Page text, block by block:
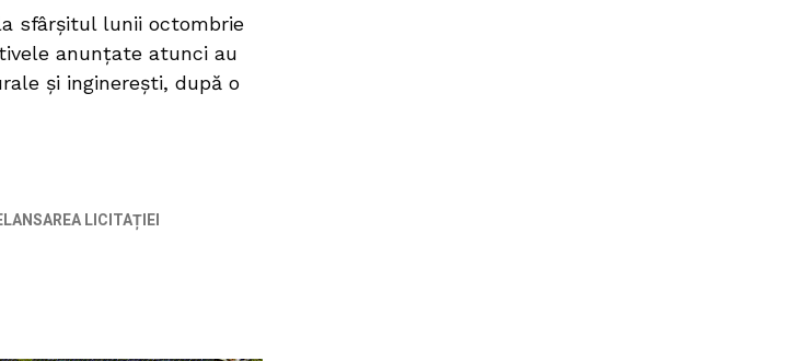
sfârșitul lunii octombrie
anunțate atunci au
și inginerești, după o
LICITAȚIEI